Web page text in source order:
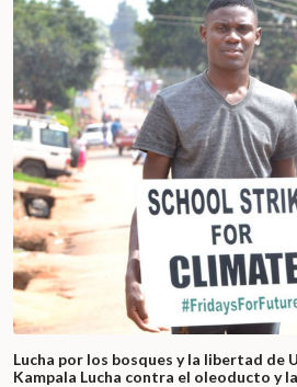
Lucha por los bosques y la libertad de
Kampala Lucha contra el oleoducto y